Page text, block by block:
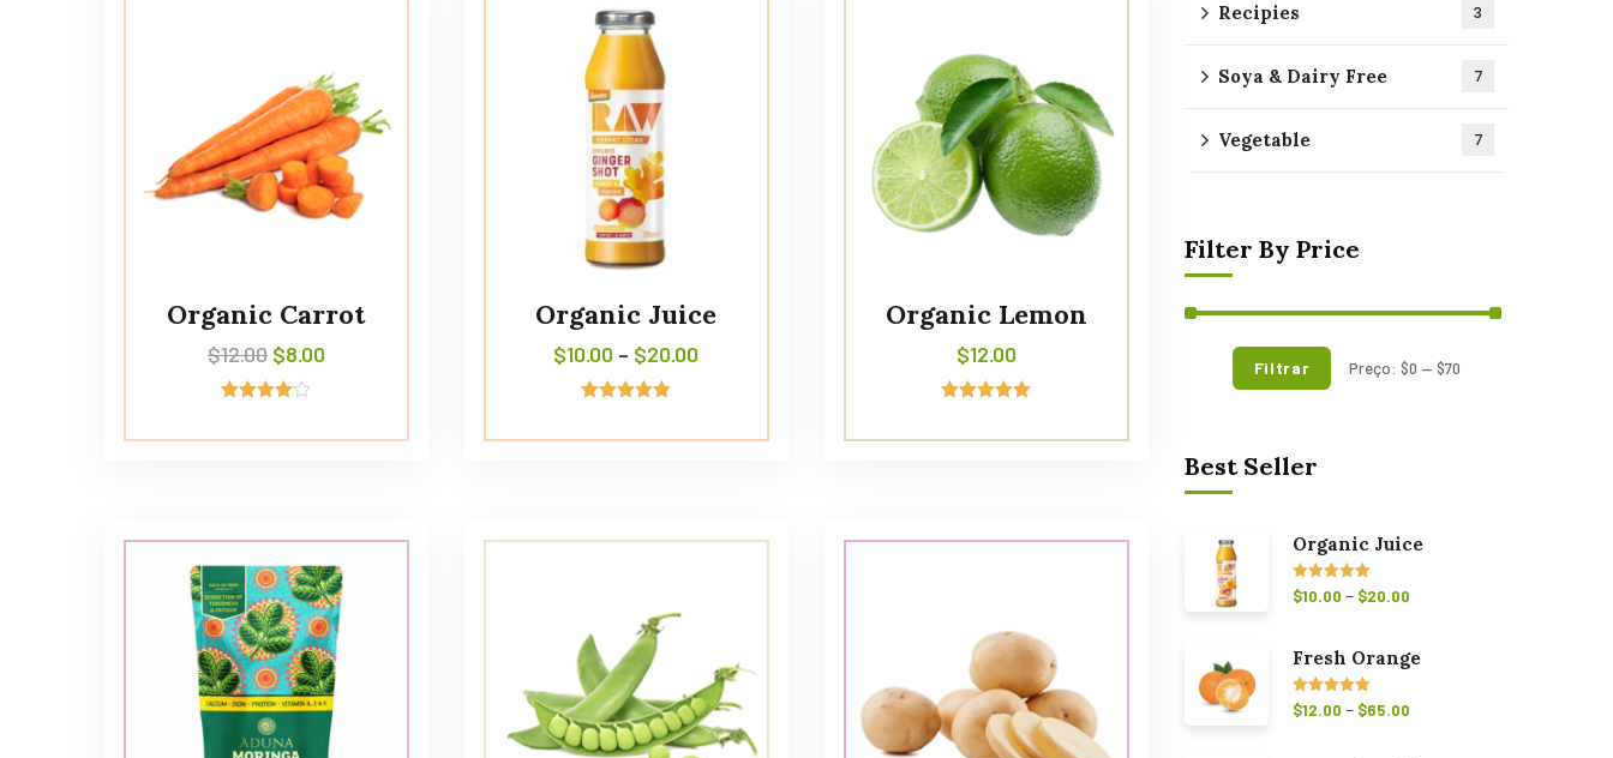
Organic Carrot
$12.00 $8.00
Organic Juice
$10.00 – $20.00
Organic Lemon
$12.00
Recipies 3
Soya & Dairy Free 7
Vegetable 7
Filter By Price
Filtrar Preço:$0 —$70
Best Seller
Organic Juice
Avaliação
5.00de 5
$10.00 – $20.00
Fresh Orange
Avaliação
5.00de 5
$12.00 – $65.00